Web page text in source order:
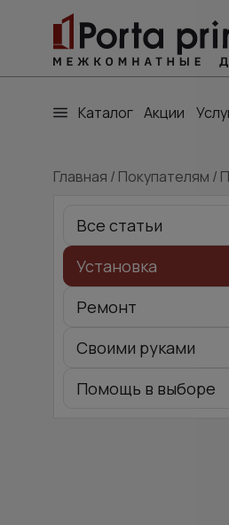
Каталог Акции
Главная / Покупателям /
Все статьи
Установка
Ремонт
Своими руками
Помощь в выборе